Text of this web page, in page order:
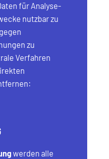
für Analyse-
nutzbar zu
zu
Verfahren
werden alle